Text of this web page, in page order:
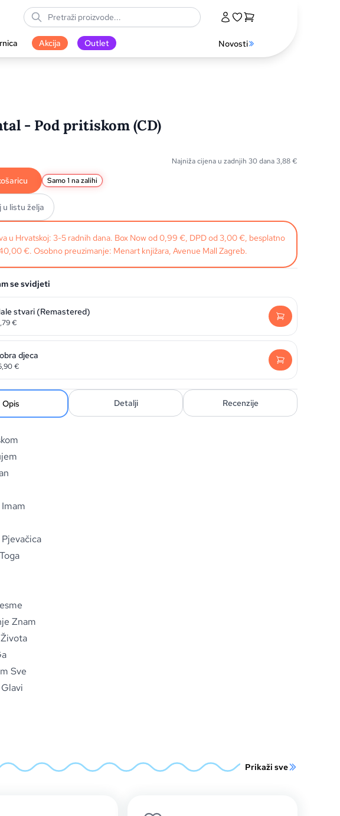
Akcija Outlet Novosti
- Pod pritiskom (CD)
Najniža cijena u zadnjih 30 dana3,88€
Samo 1 na zalihi
u listu želja
u Hrvatskoj: 3-5 radnih dana. Box Now od 0,99 €, DPD od 3,00 €, besplatno
€. Osobno preuzimanje: Menart knjižara, Avenue Mall Zagreb.
se svidjeti
stvari (Remastered)
€
djeca
€
Opis Detalji Recenzije
Znam
Života
Sve
Prikaži sve